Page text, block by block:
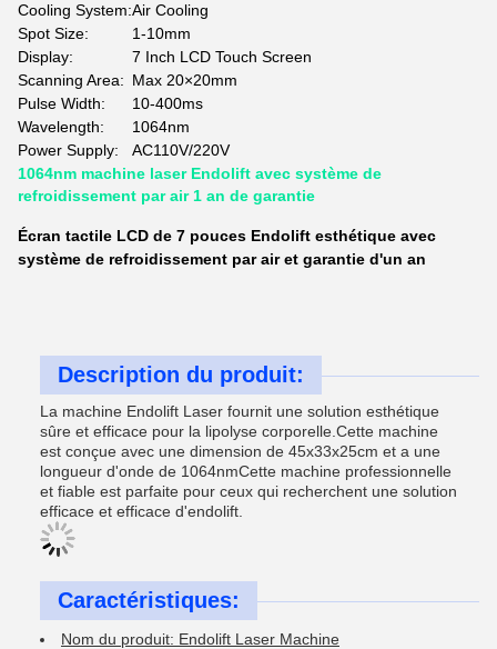
Cooling System:Air Cooling
Spot Size:
1-10mm
Display:
7 Inch LCD Touch Screen
Scanning Area: Max 20×20mm
Pulse Width:
10-400ms
Wavelength:
1064nm
Power Supply:
AC110V/220V
1064nm machine laser Endolift avec système de
refroidissement par air 1 an de garantie
Écran tactile LCD de 7 pouces Endolift esthétique avec
système de refroidissement par air et garantie d'un an
Description du produit:
La machine Endolift Laser fournit une solution esthétique
sûre et efficace pour la lipolyse corporelle.Cette machine
est conçue avec une dimension de 45x33x25cm et a une
longueur d'onde de 1064nmCette machine professionnelle
et fiable est parfaite pour ceux qui recherchent une solution
efficace et efficace d'endolift.
Caractéristiques:
Nom du produit: Endolift Laser Machine